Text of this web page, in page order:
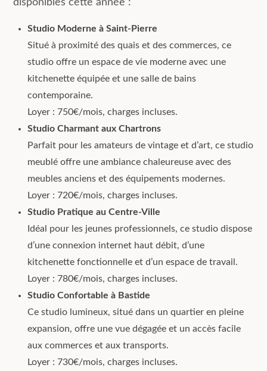
disponibles cette année :
Studio Moderne à Saint-Pierre
Situé à proximité des quais et des commerces, ce
studio offre un espace de vie moderne avec une
kitchenette équipée et une salle de bains
contemporaine.
Loyer : 750€/mois, charges incluses.
Studio Charmant aux Chartrons
Parfait pour les amateurs de vintage et d’art, ce studio
meublé offre une ambiance chaleureuse avec des
meubles anciens et des équipements modernes.
Loyer : 720€/mois, charges incluses.
Studio Pratique au Centre-Ville
Idéal pour les jeunes professionnels, ce studio dispose
d’une connexion internet haut débit, d’une
kitchenette fonctionnelle et d’un espace de travail.
Loyer : 780€/mois, charges incluses.
Studio Confortable à Bastide
Ce studio lumineux, situé dans un quartier en pleine
expansion, offre une vue dégagée et un accès facile
aux commerces et aux transports.
Loyer : 730€/mois, charges incluses.